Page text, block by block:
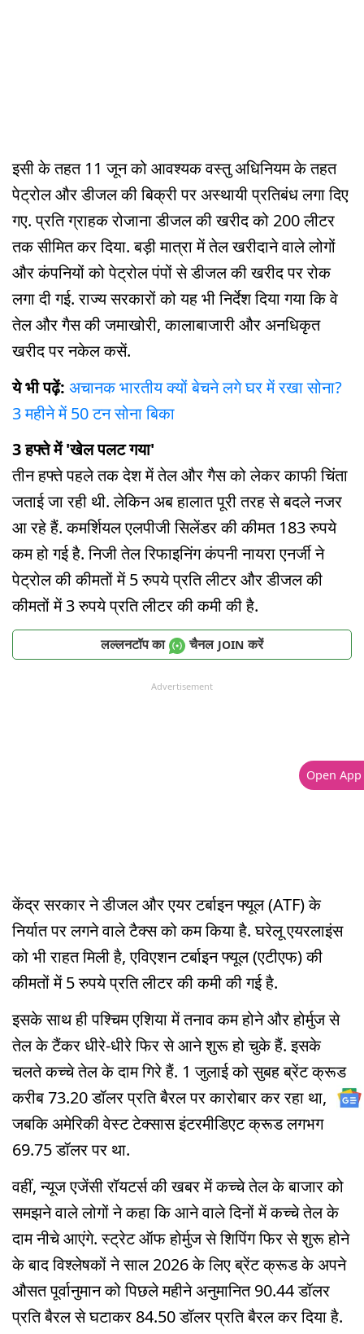
इसी के तहत 11 जून को आवश्यक वस्तु अधिनियम के तहत
पेट्रोल और डीजल की बिक्री पर अस्थायी प्रतिबंध लगा दिए
गए. प्रति ग्राहक रोजाना डीजल की खरीद को 200 लीटर
तक सीमित कर दिया. बड़ी मात्रा में तेल खरीदाने वाले लोगों
और कंपनियों को पेट्रोल पंपों से डीजल की खरीद पर रोक
लगा दी गई. राज्य सरकारों को यह भी निर्देश दिया गया कि वे
तेल और गैस की जमाखोरी, कालाबाजारी और अनधिकृत
खरीद पर नकेल कसें.
ये भी पढ़ें: अचानक भारतीय क्यों बेचने लगे घर में रखा सोना?
3 महीने में 50 टन सोना बिका
3 हफ्ते में 'खेल पलट गया'
तीन हफ्ते पहले तक देश में तेल और गैस को लेकर काफी चिंता
जताई जा रही थी. लेकिन अब हालात पूरी तरह से बदले नजर
आ रहे हैं. कमर्शियल एलपीजी सिलेंडर की कीमत 183 रुपये
कम हो गई है. निजी तेल रिफाइनिंग कंपनी नायरा एनर्जी ने
पेट्रोल की कीमतों में 5 रुपये प्रति लीटर और डीजल की
कीमतों में 3 रुपये प्रति लीटर की कमी की है.
लल्लनटॉप का चैनल JOIN करें
Advertisement
केंद्र सरकार ने डीजल और एयर टर्बाइन फ्यूल (ATF) के
निर्यात पर लगने वाले टैक्स को कम किया है. घरेलू एयरलाइंस
को भी राहत मिली है, एविएशन टर्बाइन फ्यूल (एटीएफ) की
कीमतों में 5 रुपये प्रति लीटर की कमी की गई है.
इसके साथ ही पश्चिम एशिया में तनाव कम होने और होर्मुज से
तेल के टैंकर धीरे-धीरे फिर से आने शुरू हो चुके हैं. इसके
चलते कच्चे तेल के दाम गिरे हैं. 1 जुलाई को सुबह ब्रेंट क्रूड
करीब 73.20 डॉलर प्रति बैरल पर कारोबार कर रहा था,
जबकि अमेरिकी वेस्ट टेक्सास इंटरमीडिएट क्रूड लगभग
69.75 डॉलर पर था.
वहीं, न्यूज एजेंसी रॉयटर्स की खबर में कच्चे तेल के बाजार को
समझने वाले लोगों ने कहा कि आने वाले दिनों में कच्चे तेल के
दाम नीचे आएंगे. स्ट्रेट ऑफ होर्मुज से शिपिंग फिर से शुरू होने
के बाद विश्लेषकों ने साल 2026 के लिए ब्रेंट क्रूड के अपने
औसत पूर्वानुमान को पिछले महीने अनुमानित 90.44 डॉलर
प्रति बैरल से घटाकर 84.50 डॉलर प्रति बैरल कर दिया है.
Open App